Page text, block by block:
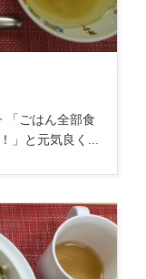
ごはん全部食
」と元気良く...